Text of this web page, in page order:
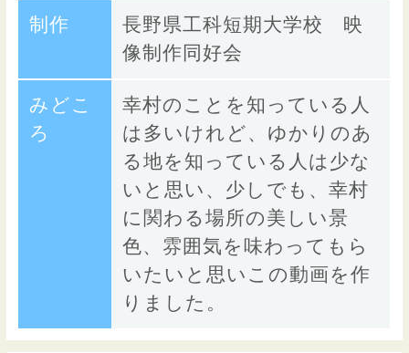
制作
長野県工科短期大学校 映
像制作同好会
みどこ
ろ
幸村のことを知っている人
は多いけれど、ゆかりのあ
る地を知っている人は少な
いと思い、少しでも、幸村
に関わる場所の美しい景
色、雰囲気を味わってもら
いたいと思いこの動画を作
りました。